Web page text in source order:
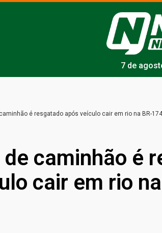
7 de
é resgatado após veículo cair em rio na BR-
caminhão é
cair em rio